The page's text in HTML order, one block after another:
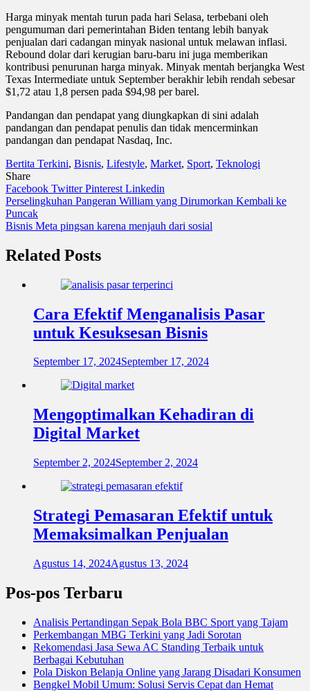
Harga minyak mentah turun pada hari Selasa, terbebani oleh
pengumuman dari pemerintahan Biden tentang lebih banyak
penjualan dari cadangan minyak nasional untuk melawan inflasi.
Rebound dolar dari kerugian baru-baru ini juga memberikan
kontribusi penurunan harga minyak. Minyak mentah berjangka West
Texas Intermediate untuk September berakhir lebih rendah sebesar
$1,72 atau 1,8 persen pada $94,98 per barel.
Pandangan dan pendapat yang diungkapkan di sini adalah
pandangan dan pendapat penulis dan tidak mencerminkan
pandangan dan pendapat Nasdaq, Inc.
Bertita Terkini, Bisnis, Lifestyle, Market, Sport, Teknologi
Share
Facebook TwitterPinterest Linkedin
Navigasi
pos
Perselingkuhan Pangeran William yang Dirumorkan Kembali ke
Puncak
Bisnis Meta pingsan karena menjauh dari sosial
Related Posts
Cara Efektif Menganalisis Pasar
untuk Kesuksesan Bisnis
September 17, 2024September 17, 2024
Mengoptimalkan Kehadiran di
Digital Market
September 2, 2024September 2, 2024
Strategi Pemasaran Efektif untuk
Memaksimalkan Penjualan
Agustus 14, 2024Agustus 13, 2024
Pos-pos Terbaru
Analisis Pertandingan Sepak Bola BBC Sport yang Tajam
Perkembangan MBG Terkini yang Jadi Sorotan
Rekomendasi Jasa Sewa AC Standing Terbaik untuk
Berbagai Kebutuhan
Pola Diskon Belanja Online yang Jarang Disadari Konsumen
Bengkel Mobil Umum: Solusi Servis Cepat dan Hemat